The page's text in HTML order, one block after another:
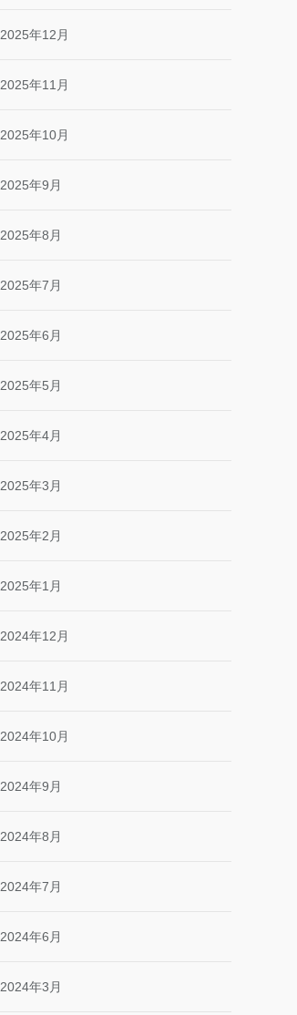
2025年12月
2025年11月
2025年10月
2025年9月
2025年8月
2025年7月
2025年6月
2025年5月
2025年4月
2025年3月
2025年2月
2025年1月
2024年12月
2024年11月
2024年10月
2024年9月
2024年8月
2024年7月
2024年6月
2024年3月